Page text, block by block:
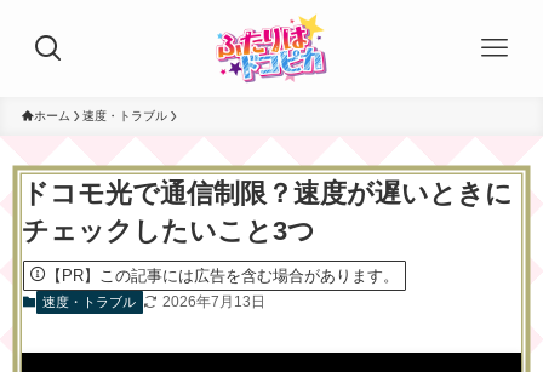
ホーム 速度・トラブル
ドコモ光で通信制限？速度が遅いときに
チェックしたいこと3つ
【PR】この記事には広告を含む場合があります。
速度・トラブル 2026年7月13日